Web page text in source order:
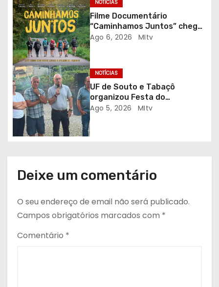
t
i
g
o
s
NOTÍCIAS
Filme Documentário
“Caminhamos Juntos” chega
ao Auditório do C.E.R. Vagos
Ago 6, 2026 MItv
NOTÍCIAS
UF de Souto e Tabaçô
organizou Festa do
Emigrante
Ago 5, 2026 MItv
Deixe um comentário
O seu endereço de email não será publicado.
Campos obrigatórios marcados com *
Comentário *